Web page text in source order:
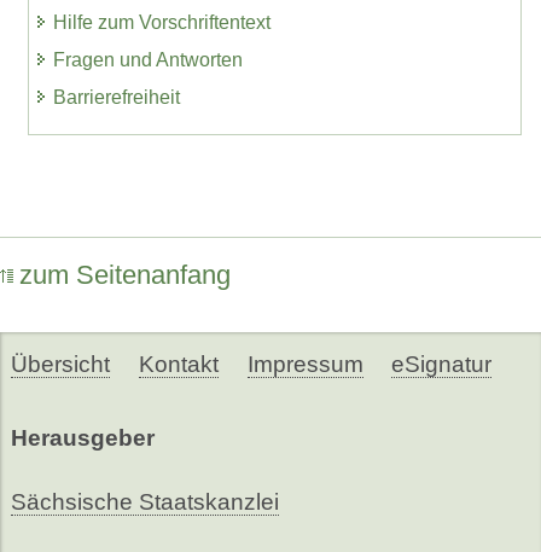
Hilfe zum Vorschriftentext
Fragen und Antworten
Barrierefreiheit
zum Seitenanfang
Übersicht Kontakt Impressum eSignatur
Herausgeber
Sächsische Staatskanzlei